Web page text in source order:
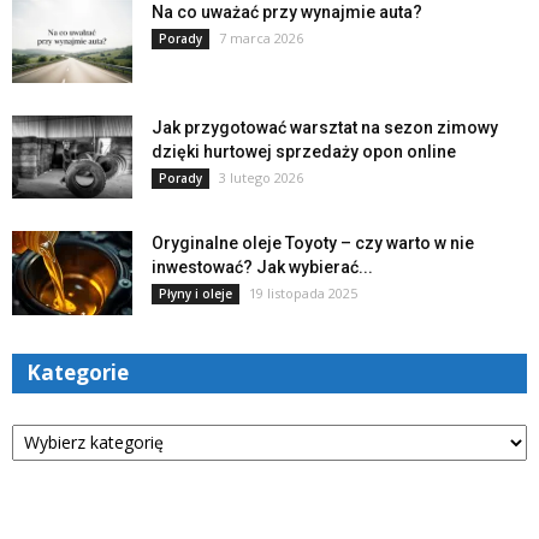
Na co uważać przy wynajmie auta?
Porady 7 marca 2026
Jak przygotować warsztat na sezon zimowy
dzięki hurtowej sprzedaży opon online
Porady 3 lutego 2026
Oryginalne oleje Toyoty – czy warto w nie
inwestować? Jak wybierać...
Płyny i oleje 19 listopada 2025
Kategorie
Kategorie